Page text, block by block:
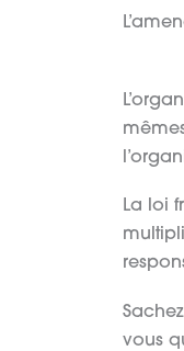
La loi
vous